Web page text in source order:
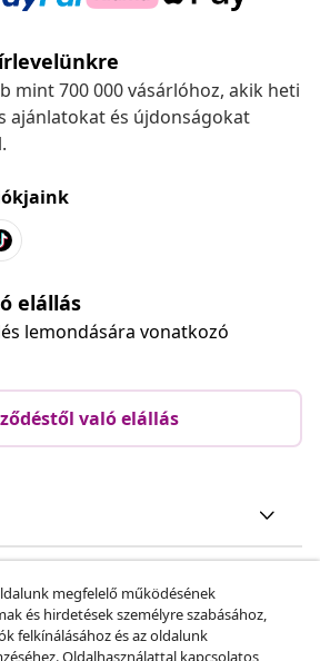
mint 700 000 vásárlóhoz, akik heti
ajánlatokat és újdonságokat
elállás
lemondására vonatkozó
való elállás
megfelelő működésének
és hirdetések személyre szabásához,
felkínálásához és az oldalunk
Oldalhasználattal kapcsolatos